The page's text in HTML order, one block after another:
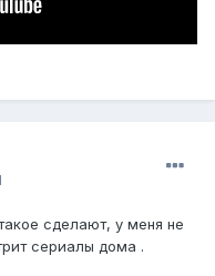
сделают, у меня не
сериалы дома .